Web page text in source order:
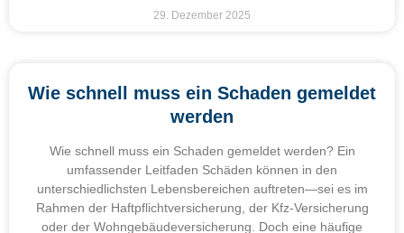
29. Dezember 2025
Wie schnell muss ein Schaden gemeldet
werden
Wie schnell muss ein Schaden gemeldet werden? Ein
umfassender Leitfaden Schäden können in den
unterschiedlichsten Lebensbereichen auftreten—sei es im
Rahmen der Haftpflichtversicherung, der Kfz-Versicherung
oder der Wohngebäudeversicherung. Doch eine häufige